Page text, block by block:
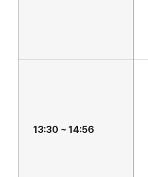
13:30 ~ 14:56